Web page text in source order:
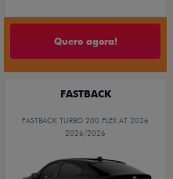
Quero agora!
FASTBACK
FASTBACK TURBO 200 FLEX AT 2026
2026/2026